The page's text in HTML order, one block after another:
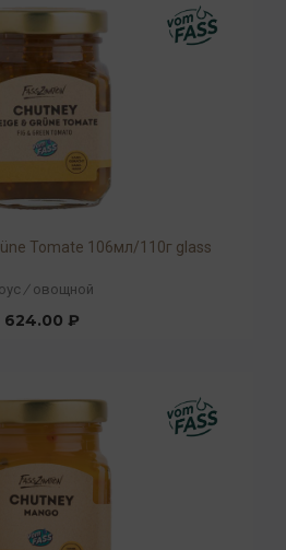
Tomate 106мл/110г glass
/ овощной
624.00 ₽